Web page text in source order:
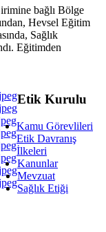
bağlı Bölge
Hevsel Eğitim
Sağlık
Eğitimden
Etik Kurulu
Kamu Görevlileri
Etik Davranış
İlkeleri
Kanunlar
Mevzuat
Sağlık Etiği